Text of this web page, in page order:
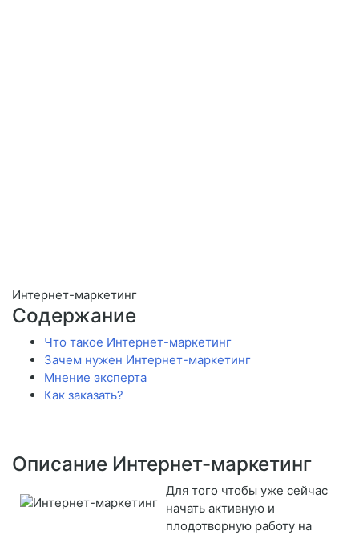
Интернет-маркетинг
Содержание
Что такое Интернет-маркетинг
Зачем нужен Интернет-маркетинг
Мнение эксперта
Как заказать?
Описание Интернет-маркетинг
Для того чтобы уже сейчас
начать активную и
плодотворную работу на